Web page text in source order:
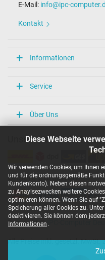
Diese Webseite
Wir verwenden Cookies, um Ihnen
und für die ordnungsgemäße
Kundenkonto). Neben diesen
zu Anaylsezwecken weitere
optimieren können. Wenn Sie auf
Speicherung aller Cookies zu.
deaktivieren. Sie können dem
Informationen .
E-Mail: info@ipc-
Kontakt
Informationen
Service
Über Uns
Unsere Versandarten
Unsere Zahlarten
Copyright ©
Alle Preise inkl. gesetzl. MwSt.